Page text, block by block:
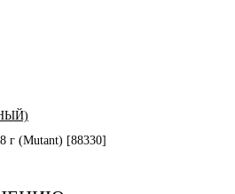
г (Mutant) [88330]